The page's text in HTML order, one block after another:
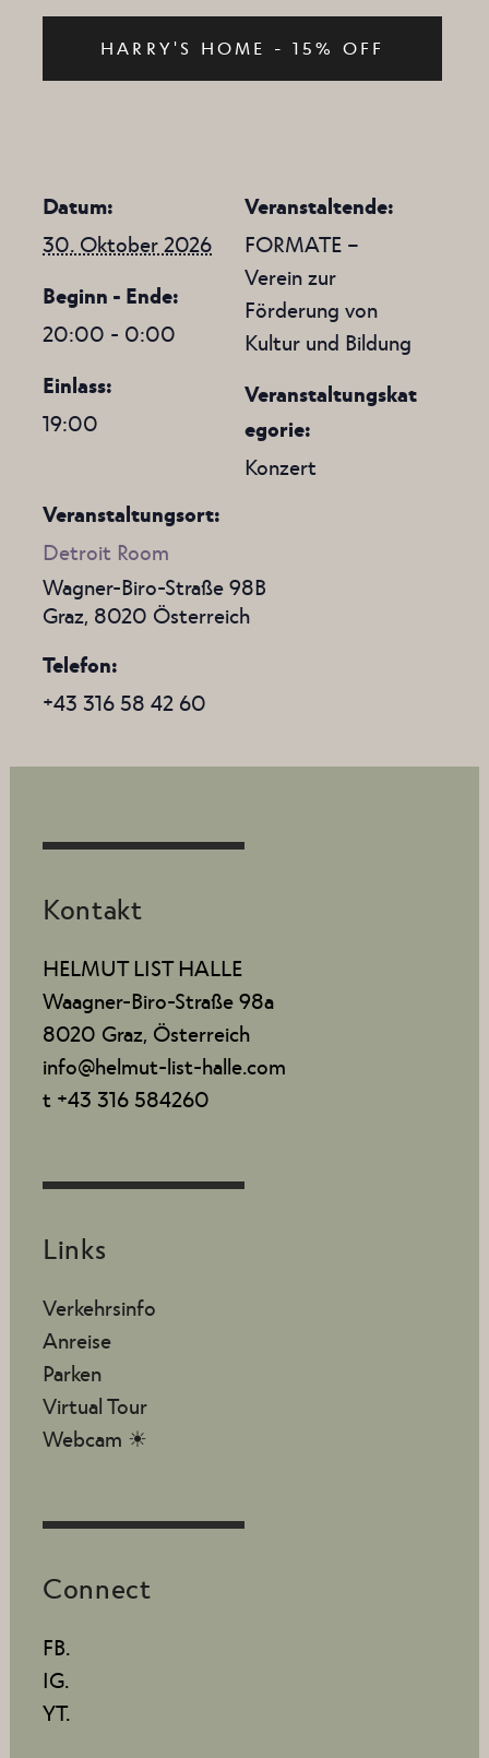
HARRY'S HOME - 15% OFF
Datum:
30. Oktober 2026
Beginn - Ende:
20:00 - 0:00
Einlass:
19:00
Veranstaltende:
FORMATE –
Verein zur
Förderung von
Kultur und Bildung
Veranstaltungskat
egorie:
Konzert
Veranstaltungsort:
Detroit Room
Wagner-Biro-Straße 98B
Graz, 8020 Österreich
Telefon
+43 316 58 42 60
Kontakt
HELMUT LIST HALLE
Waagner-Biro-Straße 98a
8020 Graz, Österreich
info@helmut-list-halle.com
t +43 316 584260
Links
Verkehrsinfo
Anreise
Parken
Virtual Tour
Webcam ☀
Connect
FB.
IG.
YT.